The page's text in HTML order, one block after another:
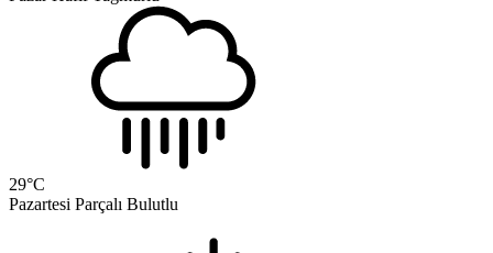
29°C
Pazartesi Parçalı Bulutlu